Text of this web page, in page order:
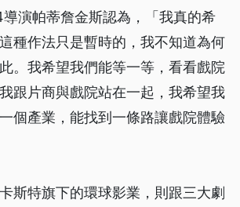
演帕蒂詹金斯認為，「我真的希
種作法只是暫時的，我不知道為何
。我希望我們能等一等，看看戲院
跟片商與戲院站在一起，我希望我
個產業，能找到一條路讓戲院體驗
斯特旗下的環球影業，則跟三大劇